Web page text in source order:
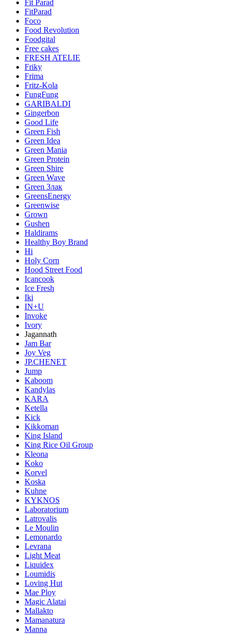
Fit Parad
FitParad
Foco
Food Revolution
Foodgital
Free cakes
FRESH ATELIE
Friky
Frima
Fritz-Kola
FungFung
GARIBALDI
Gingerbon
Good Life
Green Fish
Green Idea
Green Mania
Green Protein
Green Shire
Green Wave
Green Злак
GreensEnergy
Greenwise
Grown
Gushen
Haldirams
Healthy Boy Brand
Hi
Holy Corn
Hood Street Food
Icancook
Ice Fresh
Iki
IN+U
Invoke
Ivory
Jagannath
Jam Bar
Joy Veg
JP.CHENET
Jump
Kaboom
Kandylas
KARA
Ketella
Kick
Kikkoman
King Island
King Rice Oil Group
Kleona
Koko
Korvel
Koska
Kuhne
KYKNOS
Laboratorium
Latrovalis
Le Moulin
Lemonardo
Levrana
Light Meat
Liquidex
Loumidis
Loving Hut
Mae Ploy
Magic Alatai
Mallakto
Mamanatura
Manna